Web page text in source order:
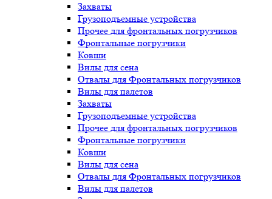
Захваты
Грузоподъемные устройства
Прочее для фронтальных погрузчиков
Фронтальные погрузчики
Ковши
Вилы для сена
Отвалы для Фронтальных погрузчиков
Вилы для палетов
Захваты
Грузоподъемные устройства
Прочее для фронтальных погрузчиков
Фронтальные погрузчики
Ковши
Вилы для сена
Отвалы для Фронтальных погрузчиков
Вилы для палетов